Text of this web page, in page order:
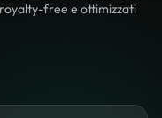
free e ottimizzati